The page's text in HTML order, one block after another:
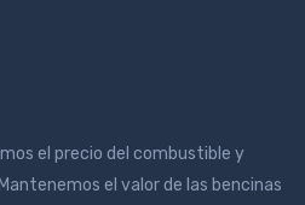
el precio del combustible y
el valor de las bencinas